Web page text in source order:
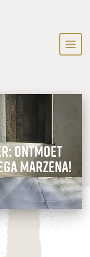
ontmoet
Marzena!